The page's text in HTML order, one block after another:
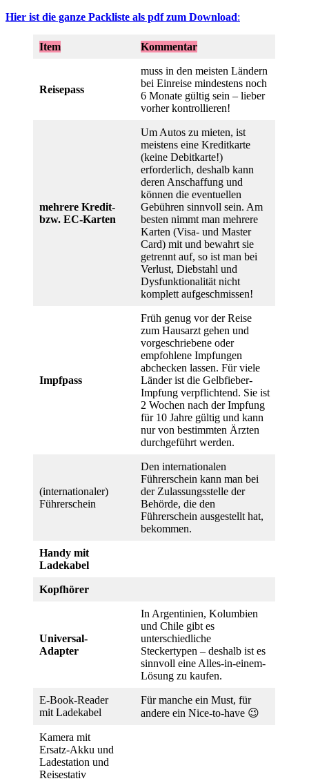
Hier ist die ganze Packliste als pdf zum Download:
Item Kommentar
Reisepass
muss in den meisten Ländern
bei Einreise mindestens noch
6 Monate gültig sein – lieber
vorher kontrollieren!
mehrere Kredit-
bzw. EC-Karten
Um Autos zu mieten, ist
meistens eine Kreditkarte
(keine Debitkarte!)
erforderlich, deshalb kann
deren Anschaffung und
können die eventuellen
Gebühren sinnvoll sein. Am
besten nimmt man mehrere
Karten (Visa- und Master
Card) mit und bewahrt sie
getrennt auf, so ist man bei
Verlust, Diebstahl und
Dysfunktionalität nicht
komplett aufgeschmissen!
Impfpass
Früh genug vor der Reise
zum Hausarzt gehen und
vorgeschriebene oder
empfohlene Impfungen
abchecken lassen. Für viele
Länder ist die Gelbfieber-
Impfung verpflichtend. Sie ist
2 Wochen nach der Impfung
für 10 Jahre gültig und kann
nur von bestimmten Ärzten
durchgeführt werden.
(internationaler)
Führerschein
Den internationalen
Führerschein kann man bei
der Zulassungsstelle der
Behörde, die den
Führerschein ausgestellt hat,
bekommen.
Handy mit
Ladekabel
Kopfhörer
Universal-
Adapter
In Argentinien, Kolumbien
und Chile gibt es
unterschiedliche
Steckertypen – deshalb ist es
sinnvoll eine Alles-in-einem-
Lösung zu kaufen.
E-Book-Reader
mit Ladekabel
Für manche ein Must, für
andere ein Nice-to-have 😉
Kamera mit
Ersatz-Akku und
Ladestation und
Reisestativ